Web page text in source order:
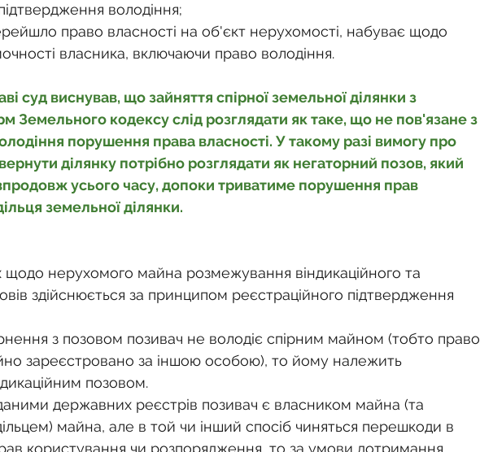
володіння;
право власності на об'єкт нерухомості, набуває щодо
власника, включаючи право володіння.
суд виснував, що зайняття спірної земельної ділянки з
Земельного кодексу слід розглядати як таке, що не пов'язане з
порушення права власності. У такому разі вимогу про
ділянку потрібно розглядати як негаторний позов, який
усього часу, допоки триватиме порушення прав
земельної ділянки.
щодо нерухомого майна розмежування віндикаційного та
здійснюється за принципом реєстраційного підтвердження
з позовом позивач не володіє спірним майном (тобто право
зареєстровано за іншою особою), то йому належить
позовом.
державних реєстрів позивач є власником майна (та
майна, але в той чи інший спосіб чиняться перешкоди в
користування чи розпорядження, то за умови дотримання